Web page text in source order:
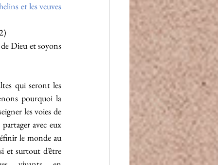
et les veuves
Dieu et soyons
qui seront les
pourquoi la
les voies de
avec eux
le monde au
et surtout d’être